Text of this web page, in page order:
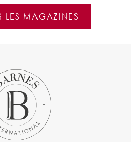
LES MAGAZINES